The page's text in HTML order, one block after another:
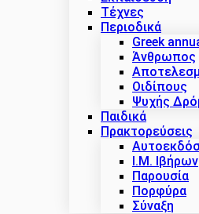
Τέχνες
Περιοδικά
Greek
Άνθρωπος
Οιδίπους
Ψυχής
Παιδικά
Πρακτoρεύσεις
Ι.Μ. Ιβήρων
Παρουσία
Πορφύρα
Σύναξη